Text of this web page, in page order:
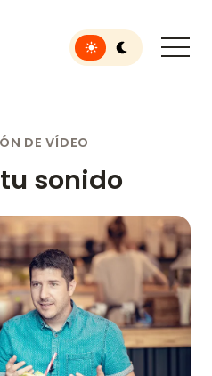
Toggle light or dark
DE VÍDEO
sonido